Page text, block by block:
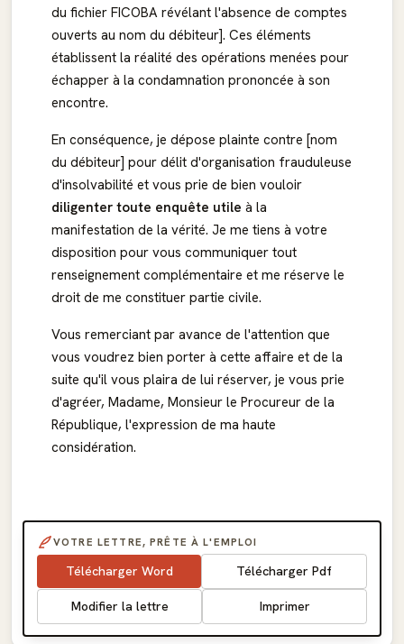
du fichier FICOBA révélant l'absence de comptes
ouverts au nom du débiteur]. Ces éléments
établissent la réalité des opérations menées pour
échapper à la condamnation prononcée à son
encontre.
En conséquence, je dépose plainte contre [nom
du débiteur] pour délit d'organisation frauduleuse
d'insolvabilité et vous prie de bien vouloir
diligenter toute enquête utile à la
manifestation de la vérité. Je me tiens à votre
disposition pour vous communiquer tout
renseignement complémentaire et me réserve le
droit de me constituer partie civile.
Vous remerciant par avance de l'attention que
vous voudrez bien porter à cette affaire et de la
suite qu'il vous plaira de lui réserver, je vous prie
d'agréer, Madame, Monsieur le Procureur de la
République, l'expression de ma haute
considération.
VOTRE LETTRE, PRÊTE À L'EMPLOI
Télécharger Word Télécharger Pdf
Modifier la lettre Imprimer